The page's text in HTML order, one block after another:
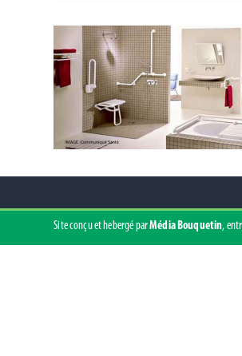
Site conçu et hebergé parMédia Bouquetin,